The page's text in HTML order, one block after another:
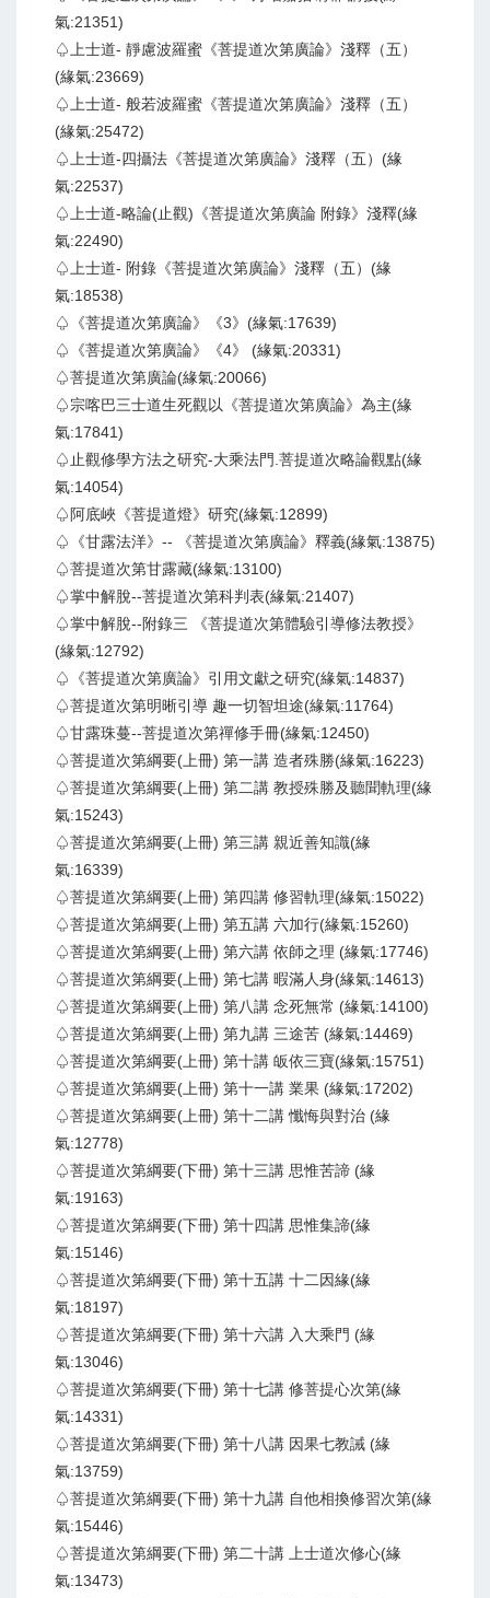
氣:21351)
♤上士道- 靜慮波羅蜜《菩提道次第廣論》淺釋（五）
(緣氣:23669)
♤上士道- 般若波羅蜜《菩提道次第廣論》淺釋（五）
(緣氣:25472)
♤上士道-四攝法《菩提道次第廣論》淺釋（五）(緣
氣:22537)
♤上士道-略論(止觀)《菩提道次第廣論 附錄》淺釋(緣
氣:22490)
♤上士道- 附錄《菩提道次第廣論》淺釋（五）(緣
氣:18538)
♤《菩提道次第廣論》《3》(緣氣:17639)
♤《菩提道次第廣論》《4》 (緣氣:20331)
♤菩提道次第廣論(緣氣:20066)
♤宗喀巴三士道生死觀以《菩提道次第廣論》為主(緣
氣:17841)
♤止觀修學方法之研究-大乘法門.菩提道次略論觀點(緣
氣:14054)
♤阿底峽《菩提道燈》研究(緣氣:12899)
♤《甘露法洋》-- 《菩提道次第廣論》釋義(緣氣:13875)
♤菩提道次第甘露藏(緣氣:13100)
♤掌中解脫--菩提道次第科判表(緣氣:21407)
♤掌中解脫--附錄三 《菩提道次第體驗引導修法教授》
(緣氣:12792)
♤《菩提道次第廣論》引用文獻之研究(緣氣:14837)
♤菩提道次第明晰引導 趣一切智坦途(緣氣:11764)
♤甘露珠蔓--菩提道次第禪修手冊(緣氣:12450)
♤菩提道次第綱要(上冊) 第一講 造者殊勝(緣氣:16223)
♤菩提道次第綱要(上冊) 第二講 教授殊勝及聽聞軌理(緣
氣:15243)
♤菩提道次第綱要(上冊) 第三講 親近善知識(緣
氣:16339)
♤菩提道次第綱要(上冊) 第四講 修習軌理(緣氣:15022)
♤菩提道次第綱要(上冊) 第五講 六加行(緣氣:15260)
♤菩提道次第綱要(上冊) 第六講 依師之理 (緣氣:17746)
♤菩提道次第綱要(上冊) 第七講 暇滿人身(緣氣:14613)
♤菩提道次第綱要(上冊) 第八講 念死無常 (緣氣:14100)
♤菩提道次第綱要(上冊) 第九講 三途苦 (緣氣:14469)
♤菩提道次第綱要(上冊) 第十講 皈依三寶(緣氣:15751)
♤菩提道次第綱要(上冊) 第十一講 業果 (緣氣:17202)
♤菩提道次第綱要(上冊) 第十二講 懺悔與對治 (緣
氣:12778)
♤菩提道次第綱要(下冊) 第十三講 思惟苦諦 (緣
氣:19163)
♤菩提道次第綱要(下冊) 第十四講 思惟集諦(緣
氣:15146)
♤菩提道次第綱要(下冊) 第十五講 十二因緣(緣
氣:18197)
♤菩提道次第綱要(下冊) 第十六講 入大乘門 (緣
氣:13046)
♤菩提道次第綱要(下冊) 第十七講 修菩提心次第(緣
氣:14331)
♤菩提道次第綱要(下冊) 第十八講 因果七教誡 (緣
氣:13759)
♤菩提道次第綱要(下冊) 第十九講 自他相換修習次第(緣
氣:15446)
♤菩提道次第綱要(下冊) 第二十講 上士道次修心(緣
氣:13473)